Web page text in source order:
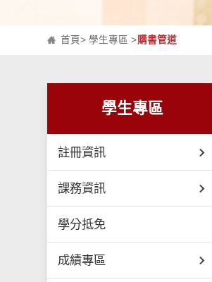
首頁>學生專區 >購書管道
學生專區
註冊資訊
課務資訊
學分抵免
成績專區